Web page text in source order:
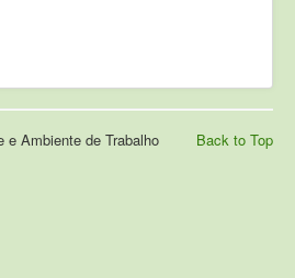
Back to Top
Ambiente de Trabalho